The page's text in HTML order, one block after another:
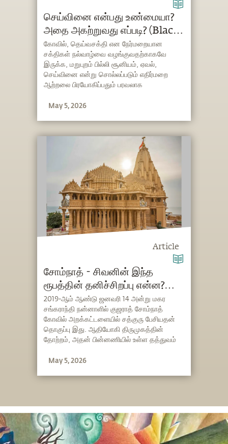
செய்வினை என்பது உண்மையா?
அதை அகற்றுவது எப்படி? (Black
Magic in Tamil)
கோவில், தெய்வசக்தி என நேர்மறையான
சக்திகள் நல்வாழ்வை வழங்குவதற்காகவே
இருக்க, மறுபுறம் பில்லி சூனியம், ஏவல்,
செய்வினை என்று சொல்லப்படும் எதிர்மறை
ஆற்றலை பிரயோகிப்பதும் பரவலாக
செயல்படுமா? மற்றவர்கள் நமக்குச்
வழிமுறையையும் இங்கே நம்முடன்
May 5, 2026
Article
சோம்நாத் - சிவனின் இந்த
ரூபத்தின் தனிச்சிறப்பு என்ன?
(Somnath in Tamil)
2019-ஆம் ஆண்டு ஜனவரி 14 அன்று மகர
சங்கராந்தி நன்னாளில் குஜராத் சோம்நாத்
கோவில் அறக்கட்டளையில் சத்குரு பேசியதன்
தொகுப்பு இது. ஆதியோகி திருமுகத்தின்
தோற்றம், அதன் பின்னணியில் உள்ள தத்துவம்
ரசாயன மேலாண்மை குறித்தும் இதில்
இந்த உரை எடுத்துரைக்கிறது.
May 5, 2026